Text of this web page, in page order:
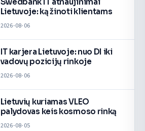
Lietuvoje: ką žinoti klientams
2026-08-06
IT karjera Lietuvoje: nuo DI iki
vadovų pozicijų rinkoje
2026-08-06
Lietuvių kuriamas VLEO
palydovas keis kosmoso rinką
2026-08-05